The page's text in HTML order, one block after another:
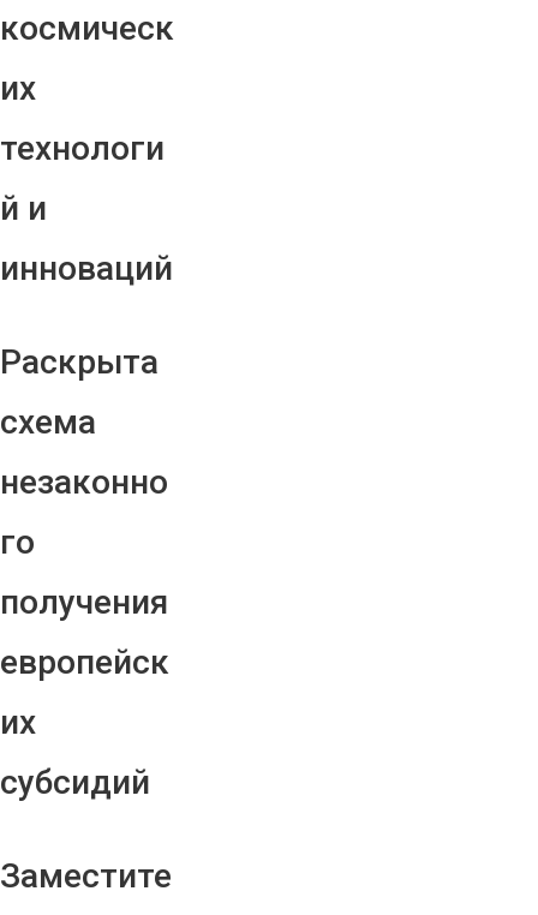
космическ
их
технологи
й и
инноваций
Раскрыта
схема
незаконно
го
получения
европейск
их
субсидий
Заместите